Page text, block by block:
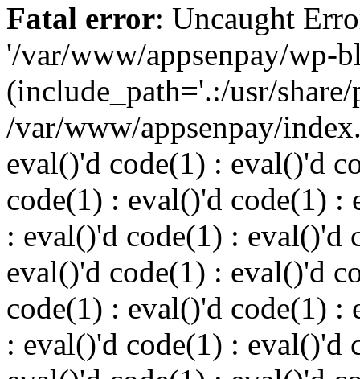
Fatal error: Uncaught
'/var/www/appsenpay/wp-
(include_path='.:/usr/
/var/www/appsenpay/
eval()'d code(1) : eval()'d
code(1) : eval()'d code(1) :
: eval()'d code(1) : eval()'d
eval()'d code(1) : eval()'d
code(1) : eval()'d code(1) :
: eval()'d code(1) : eval()'d